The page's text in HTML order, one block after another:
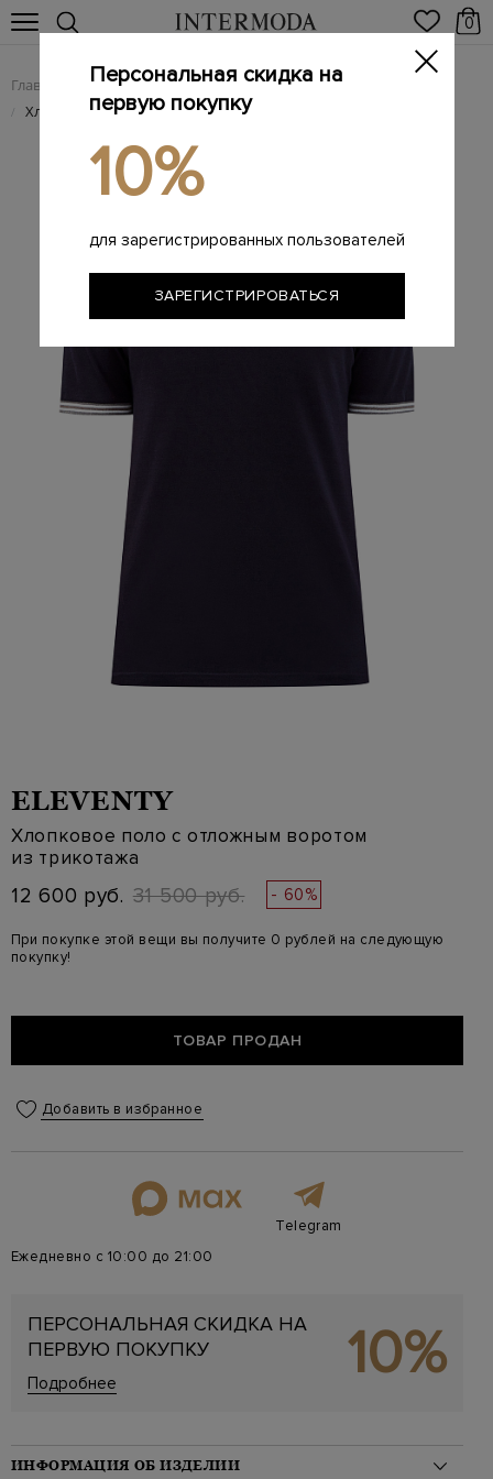
0
Главная Мужчинам / Одежда / Поло
/ Хлопковое поло с отложным воротом из трикотажа
ELEVENTY
Хлопковое поло с отложным воротом
из трикотажа
12 600 руб. 31 500 руб. - 60%
При покупке этой вещи вы получите 0 рублей на следующую
покупку!
ТОВАР ПРОДАН
Добавить в избранное
Telegram
Ежедневно с 10:00 до 21:00
ПЕРСОНАЛЬНАЯ СКИДКА НА
ПЕРВУЮ ПОКУПКУ
Подробнее 10%
ИНФОРМАЦИЯ ОБ ИЗДЕЛИИ
Персональная скидка на
первую покупку
10%
для зарегистрированных пользователей
ЗАРЕГИСТРИРОВАТЬСЯ